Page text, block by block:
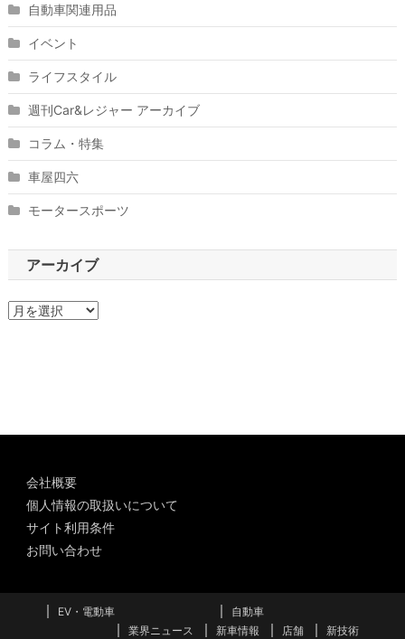
自動車関連用品
イベント
ライフスタイル
週刊Car&レジャー アーカイブ
コラム・特集
車屋四六
モータースポーツ
アーカイブ
ア
会社概要
個人情報の取扱いについて
サイト利用条件
お問い合わせ
EV・電動車
自動車
業界ニュース
新車情報 店舗 新技術